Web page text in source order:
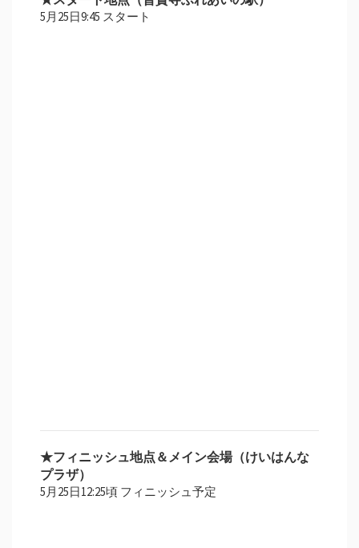
5月25日9:45 スタート
★フィニッシュ地点＆メイン会場（けいはんな
プラザ）
5月25日12:25頃 フィニッシュ予定